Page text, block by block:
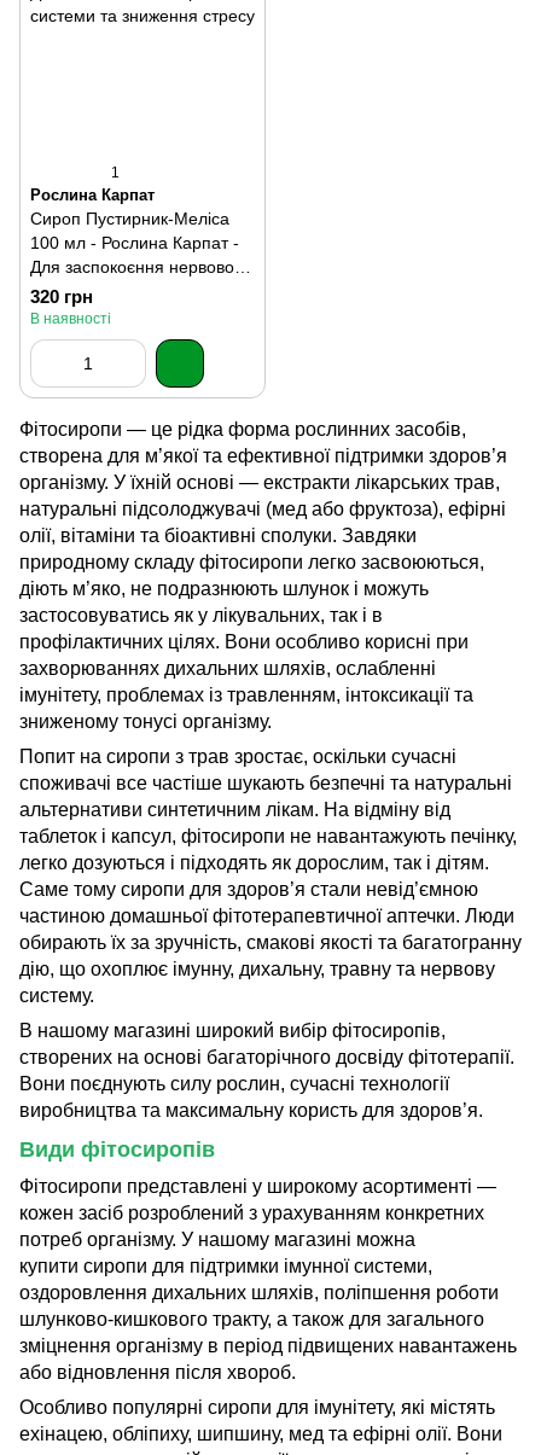
1
Рослина Карпат
Сироп Пустирник-Меліса
100 мл - Рослина Карпат -
Для заспокоєння нервової
системи та зниження стресу
320 грн
В наявності
Фітосиропи — це рідка форма рослинних засобів,
створена для м’якої та ефективної підтримки здоров’я
організму. У їхній основі — екстракти лікарських трав,
натуральні підсолоджувачі (мед або фруктоза), ефірні
олії, вітаміни та біоактивні сполуки. Завдяки
природному складу фітосиропи легко засвоюються,
діють м’яко, не подразнюють шлунок і можуть
застосовуватись як у лікувальних, так і в
профілактичних цілях. Вони особливо корисні при
захворюваннях дихальних шляхів, ослабленні
імунітету, проблемах із травленням, інтоксикації та
зниженому тонусі організму.
Попит на сиропи з трав зростає, оскільки сучасні
споживачі все частіше шукають безпечні та натуральні
альтернативи синтетичним лікам. На відміну від
таблеток і капсул, фітосиропи не навантажують печінку,
легко дозуються і підходять як дорослим, так і дітям.
Саме тому сиропи для здоров’я стали невід’ємною
частиною домашньої фітотерапевтичної аптечки. Люди
обирають їх за зручність, смакові якості та багатогранну
дію, що охоплює імунну, дихальну, травну та нервову
систему.
В нашому магазині широкий вибір фітосиропів,
створених на основі багаторічного досвіду фітотерапії.
Вони поєднують силу рослин, сучасні технології
виробництва та максимальну користь для здоров’я.
Види фітосиропів
Фітосиропи представлені у широкому асортименті —
кожен засіб розроблений з урахуванням конкретних
потреб організму. У нашому магазині можна
купити сиропи для підтримки імунної системи,
оздоровлення дихальних шляхів, поліпшення роботи
шлунково-кишкового тракту, а також для загального
зміцнення організму в період підвищених навантажень
або відновлення після хвороб.
Особливо популярні сиропи для імунітету, які містять
ехінацею, обліпиху, шипшину, мед та ефірні олії. Вони